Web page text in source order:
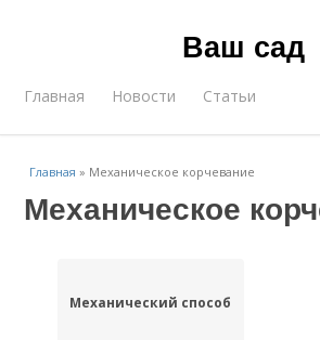
Ваш сад
Главная Новости Статьи
Главная » Механическое корчевание
Механическое
Механический способ